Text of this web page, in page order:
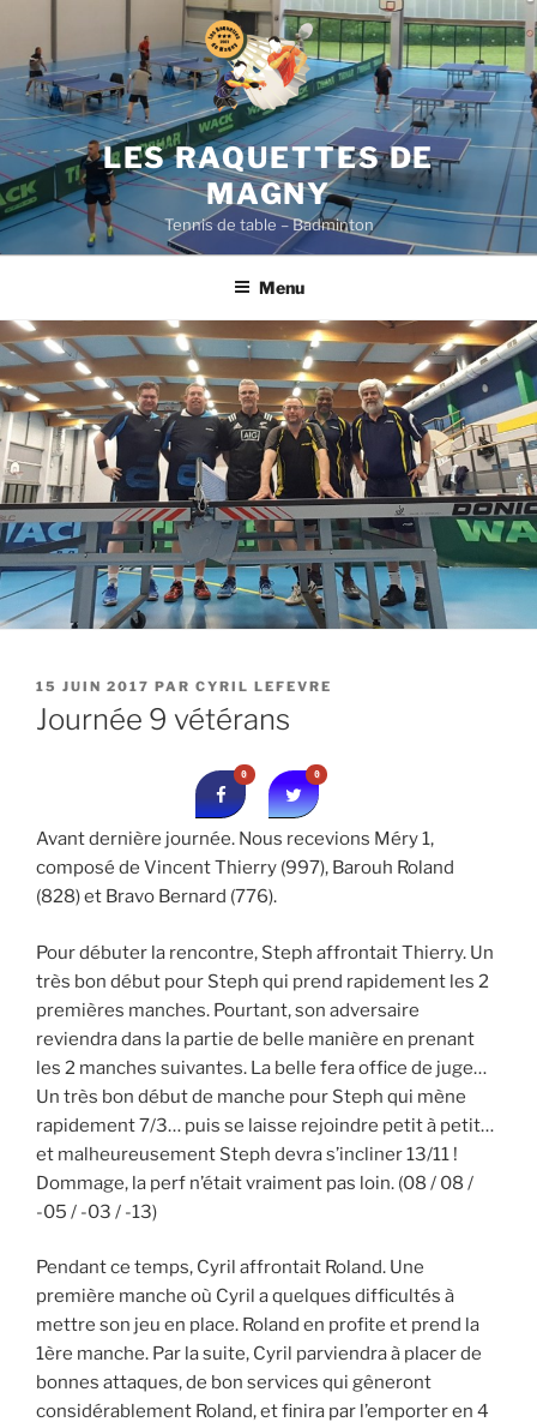
contenu
principal
LES RAQUETTES DE
MAGNY
Tennis de table – Badminton
Menu
PUBLIÉ
LE
15 JUIN 2017 PAR CYRIL LEFEVRE
Journée 9 vétérans
0 0
Avant dernière journée. Nous recevions Méry 1,
composé de Vincent Thierry (997), Barouh Roland
(828) et Bravo Bernard (776).
Pour débuter la rencontre, Steph affrontait Thierry. Un
très bon début pour Steph qui prend rapidement les 2
premières manches. Pourtant, son adversaire
reviendra dans la partie de belle manière en prenant
les 2 manches suivantes. La belle fera office de juge…
Un très bon début de manche pour Steph qui mène
rapidement 7/3… puis se laisse rejoindre petit à petit…
et malheureusement Steph devra s’incliner 13/11 !
Dommage, la perf n’était vraiment pas loin. (08 / 08 /
-05 / -03 / -13)
Pendant ce temps, Cyril affrontait Roland. Une
première manche où Cyril a quelques difficultés à
mettre son jeu en place. Roland en profite et prend la
1ère manche. Par la suite, Cyril parviendra à placer de
bonnes attaques, de bon services qui gêneront
considérablement Roland, et finira par l’emporter en 4